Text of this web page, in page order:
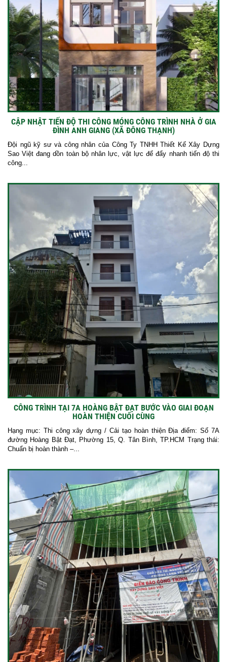
CẬP NHẬT TIẾN ĐỘ THI CÔNG MÓNG CÔNG TRÌNH NHÀ Ở GIA
ĐÌNH ANH GIANG (XÃ ĐÔNG THẠNH)
Đội ngũ kỹ sư và công nhân của Công Ty TNHH Thiết Kế Xây Dựng
Sao Việt đang dồn toàn bộ nhân lực, vật lực để đẩy nhanh tiến độ thi
công...
CÔNG TRÌNH TẠI 7A HOÀNG BẬT ĐẠT BƯỚC VÀO GIAI ĐOẠN
HOÀN THIỆN CUỐI CÙNG
Hạng mục: Thi công xây dựng / Cải tạo hoàn thiện Địa điểm: Số 7A
đường Hoàng Bật Đạt, Phường 15, Q. Tân Bình, TP.HCM Trạng thái:
Chuẩn bị hoàn thành –...